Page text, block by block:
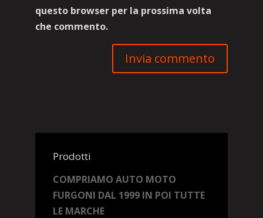
questo browser per la prossima volta
che commento.
Prodotti
COMPRIAMO AUTO MOTO
FURGONI DAL 1999 IN POI TUTTE
LE MARCHE